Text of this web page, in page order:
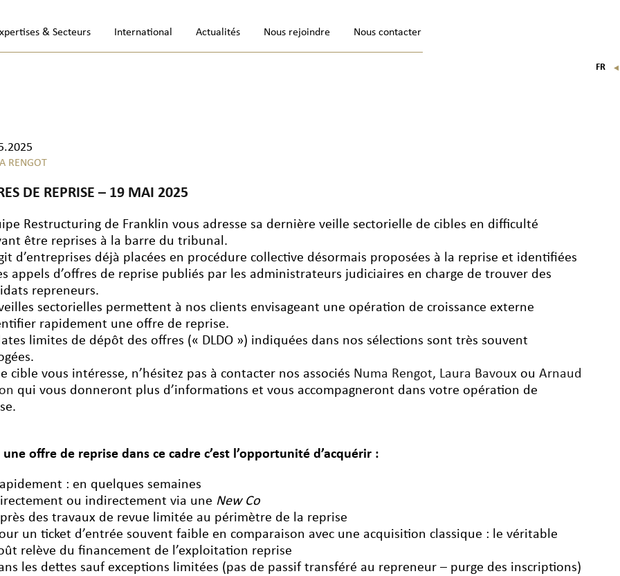
& Secteurs International Actualités Nous rejoindre Nous contacter
FR ▼
RENGOT
DE REPRISE – 19 MAI 2025
Restructuring de Franklin vous adresse sa dernière veille sectorielle de cibles en difficulté
être reprises à la barre du tribunal.
d’entreprises déjà placées en procédure collective désormais proposées à la reprise et identifiées
appels d’offres de reprise publiés par les administrateurs judiciaires en charge de trouver des
repreneurs.
sectorielles permettent à nos clients envisageant une opération de croissance externe
rapidement une offre de reprise.
limites de dépôt des offres (« DLDO ») indiquées dans nos sélections sont très souvent
cible vous intéresse, n’hésitez pas à contacter nos associés Numa Rengot, Laura Bavoux ouArnaud
qui vous donneront plus d’informations et vous accompagneront dans votre opération de
une offre de reprise dans ce cadre c’est l’opportunité d’acquérir :
: en quelques semaines
ou indirectement via une New Co
des travaux de revue limitée au périmètre de la reprise
un ticket d’entrée souvent faible en comparaison avec une acquisition classique : le véritable
relève du financement de l’exploitation reprise
les dettes sauf exceptions limitées (pas de passif transféré au repreneur – purge des inscriptions)